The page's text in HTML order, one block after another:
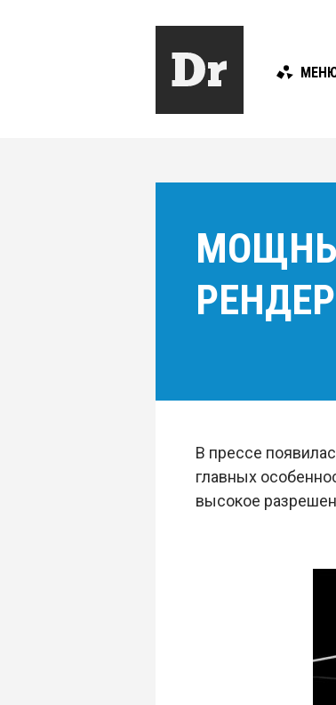
МОЩНЫЙ
В прессе
главных
высокое